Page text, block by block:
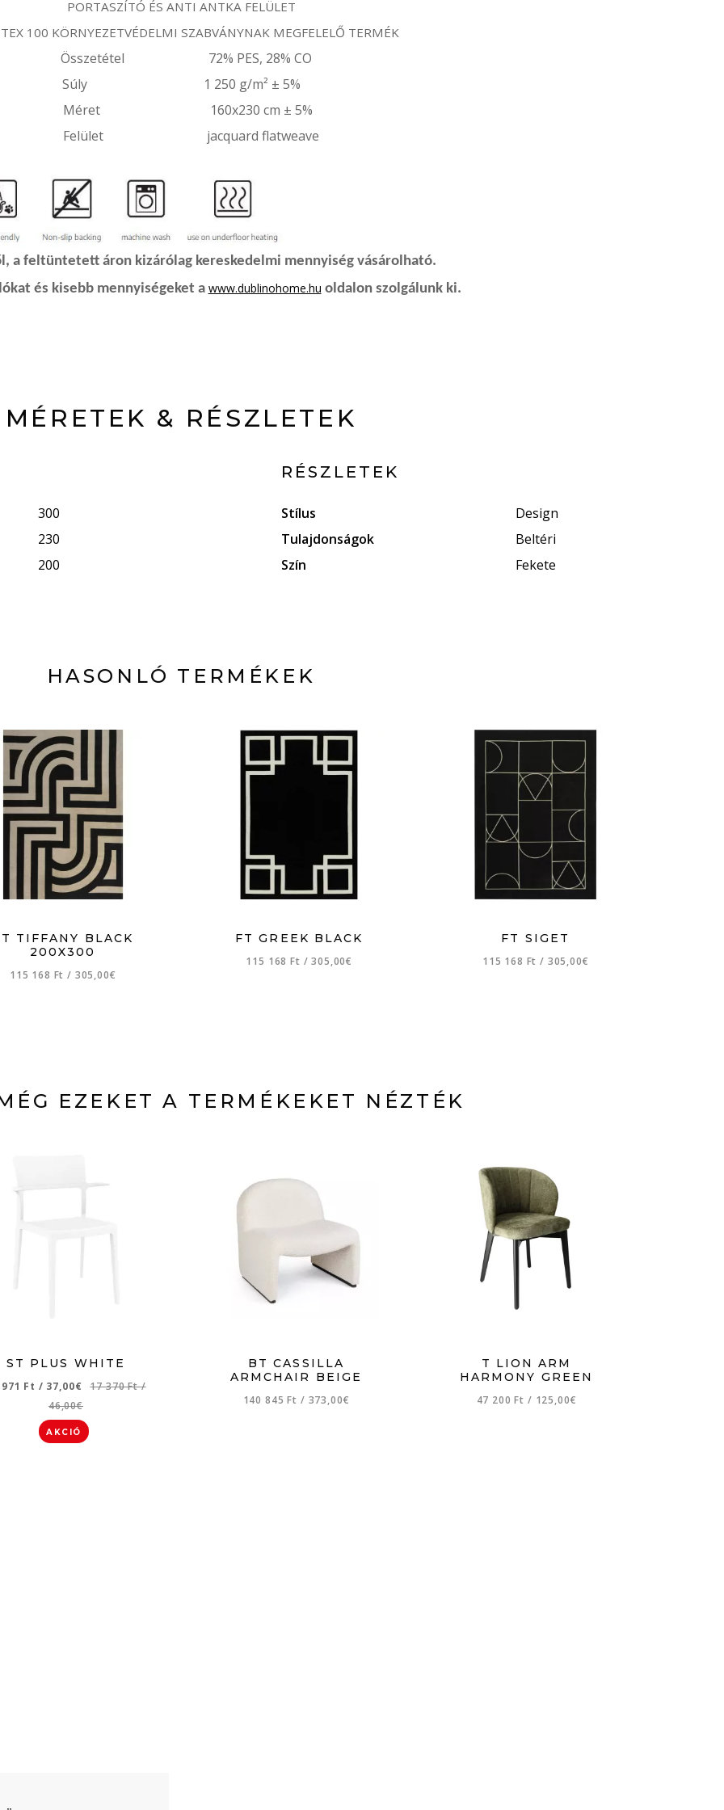
PORTASZÍTÓ ÉS ANTI ANTKA FELÜLET
100 KÖRNYEZETVÉDELMI SZABVÁNYNAK MEGFELELŐ TERMÉK
Összetétel 72% PES, 28% CO
Súly 1 250 g/m² ± 5%
Méret 160x230 cm ± 5%
Felület jacquard flatweave
a feltüntetett áron kizárólag kereskedelmi mennyiség vásárolható.
és kisebb mennyiségeket a www.dublinohome.hu oldalon szolgálunk ki.
MÉRETEK & RÉSZLETEK
300
230
200
RÉSZLETEK
Stílus
Design
Tulajdonságok
Beltéri
Szín
Fekete
HASONLÓ TERMÉKEK
TIFFANY BLACK
200X300
115 168 Ft/ 305,00€
FT GREEK BLACK
115 168 Ft / 305,00€
FT SIGET
115 168 Ft/ 305,00€
EZEKET A TERMÉKEKET NÉZTÉK
ST PLUS WHITE
Ft / 37,00€ 17 370 Ft/
46,00€
AKCIÓ
BT CASSILLA
ARMCHAIR BEIGE
140 845 Ft / 373,00€
T LION ARM
HARMONY GREEN
47 200 Ft / 125,00€